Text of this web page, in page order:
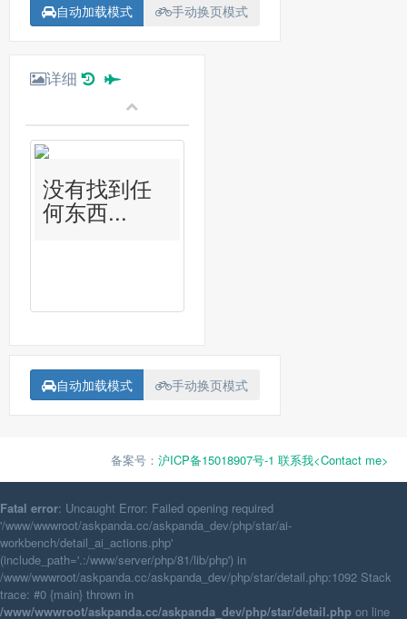
自动加载模式 手动换页模式
详细
没有找到任
何东西...
自动加载模式 手动换页模式
备案号： 沪ICP备15018907号-1 联系我<Contact me>
Fatal error: Uncaught Error: Failed opening required
'/www/wwwroot/askpanda.cc/askpanda_dev/php/star/ai-
workbench/detail_ai_actions.php'
(include_path='.:/www/server/php/81/lib/php') in
/www/wwwroot/askpanda.cc/askpanda_dev/php/star/detail.php:1092 Stack
trace: #0 {main} thrown in
/www/wwwroot/askpanda.cc/askpanda_dev/php/star/detail.php on line